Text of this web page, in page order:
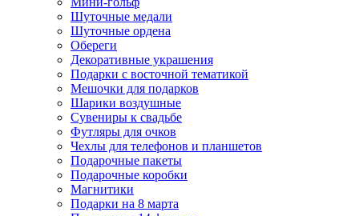
Шуточные медали
Шуточные ордена
Обереги
Декоративные украшения
Подарки с восточной тематикой
Мешочки для подарков
Шарики воздушные
Сувениры к свадьбе
Футляры для очков
Чехлы для телефонов и планшетов
Подарочные пакеты
Подарочные коробки
Магнитики
Подарки на 8 марта